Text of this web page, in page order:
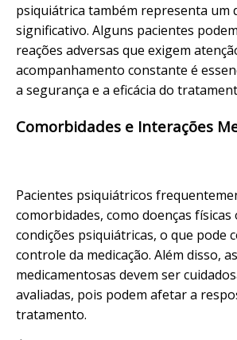
psiquiátrica também representa um
significativo. Alguns pacientes
reações adversas que exigem
acompanhamento constante é
a segurança e a eficácia do
Comorbidades e Interações
Pacientes psiquiátricos
comorbidades, como doenças
condições psiquiátricas, o que pode
controle da medicação. Além disso,
medicamentosas devem ser
avaliadas, pois podem afetar a
tratamento.